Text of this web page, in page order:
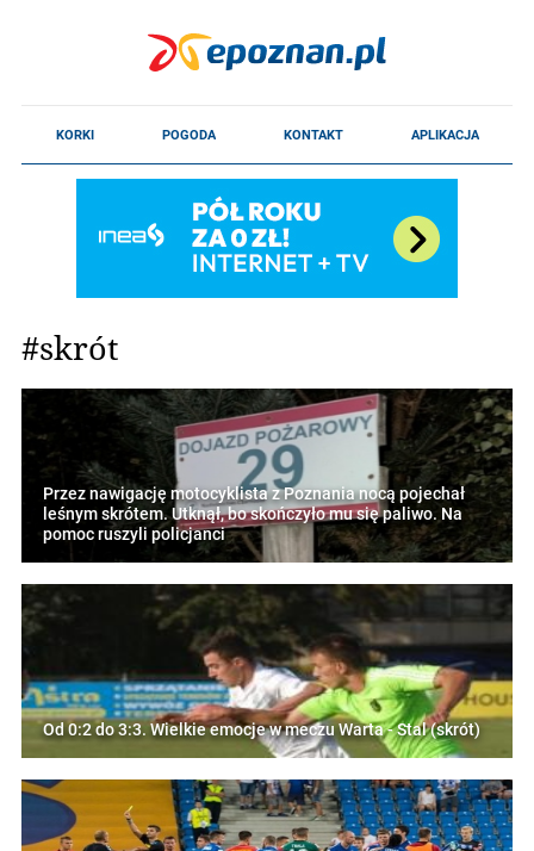
#skrót
Przez nawigację motocyklista z Poznania nocą pojechał
leśnym skrótem. Utknął, bo skończyło mu się paliwo. Na
pomoc ruszyli policjanci
Od 0:2 do 3:3. Wielkie emocje w meczu Warta - Stal (skrót)